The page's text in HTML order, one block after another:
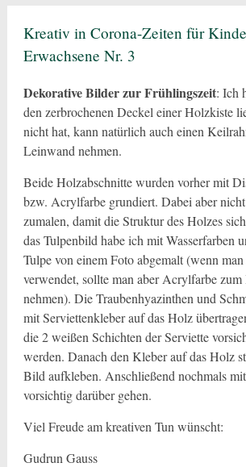
Kreativ in Corona-Zeiten für
Erwachsene Nr. 3
Dekorative Bilder zur Frühlingszeit: Ich
den zerbrochenen Deckel einer Holzkiste
nicht hat, kann natürlich auch einen
Leinwand nehmen.
Beide Holzabschnitte wurden vorher mit
bzw. Acrylfarbe grundiert. Dabei aber
zumalen, damit die Struktur des Holzes
das Tulpenbild habe ich mit Wasserfarben
Tulpe von einem Foto abgemalt (wenn
verwendet, sollte man aber Acrylfarbe zum
nehmen). Die Traubenhyazinthen und
mit Serviettenkleber auf das Holz
die 2 weißen Schichten der Serviette
werden. Danach den Kleber auf das Holz
Bild aufkleben. Anschließend nochmals
vorsichtig darüber gehen.
Viel Freude am kreativen Tun wünscht:
Gudrun Gauss